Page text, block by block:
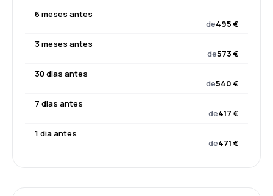
6 meses antes
de495 €
3 meses antes
de573 €
30 dias antes
de540 €
7 dias antes
de417 €
1 dia antes
de471 €